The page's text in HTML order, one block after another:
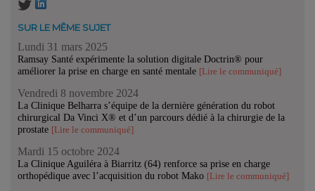
SUR LE MÊME SUJET
Lundi 31 mars 2025
Ramsay Santé expérimente la solution digitale Doctrin® pour
améliorer la prise en charge en santé mentale [Lire le communiqué]
Vendredi 8 novembre 2024
La Clinique Belharra s’équipe de la dernière génération du robot
chirurgical Da Vinci X® et d’un parcours dédié à la chirurgie de la
prostate [Lire le communiqué]
Mardi 15 octobre 2024
La Clinique Aguiléra à Biarritz (64) renforce sa prise en charge
orthopédique avec l’acquisition du robot Mako [Lire le communiqué]